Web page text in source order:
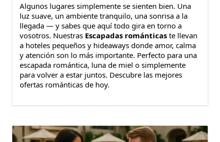
Algunos lugares simplemente se sienten bien. Una
luz suave, un ambiente tranquilo, una sonrisa a la
llegada — y sabes que aquí todo gira en torno a
vosotros. Nuestras Escapadas románticas te llevan
a hoteles pequeños y hideaways donde amor, calma
y atención son lo más importante. Perfecto para una
escapada romántica, luna de miel o simplemente
para volver a estar juntos. Descubre las mejores
ofertas románticas de hoy.